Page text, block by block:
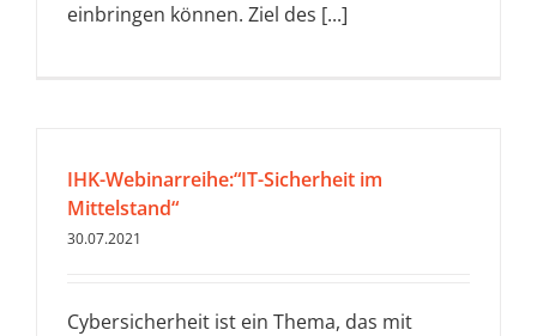
einbringen können. Ziel des [...]
IHK-Webinarreihe:“IT-Sicherheit im
Mittelstand“
30.07.2021
Cybersicherheit ist ein Thema, das mit